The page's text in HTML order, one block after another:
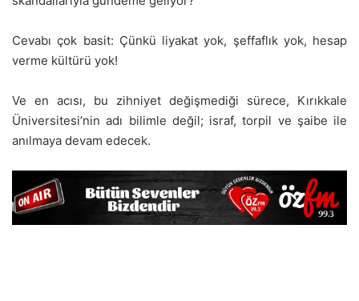
Cevabı çok basit: Çünkü liyakat yok, şeffaflık yok, hesap
verme kültürü yok!
Ve en acısı, bu zihniyet değişmediği sürece, Kırıkkale
Üniversitesi’nin adı bilimle değil; israf, torpil ve şaibe ile
anılmaya devam edecek.